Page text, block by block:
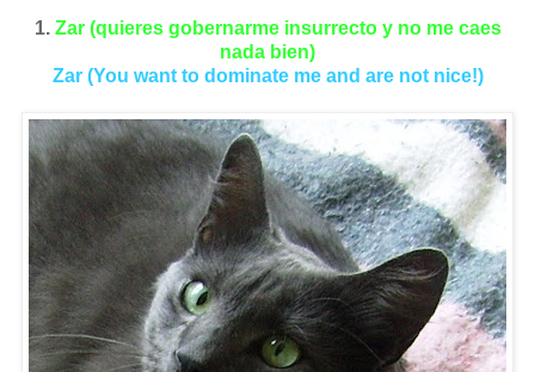
1.Zar (quieres gobernarme insurrecto y no me caes
nada bien)
Zar (You want to dominate me and are not nice!)